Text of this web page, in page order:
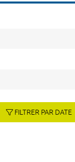
FILTRER PAR DATE